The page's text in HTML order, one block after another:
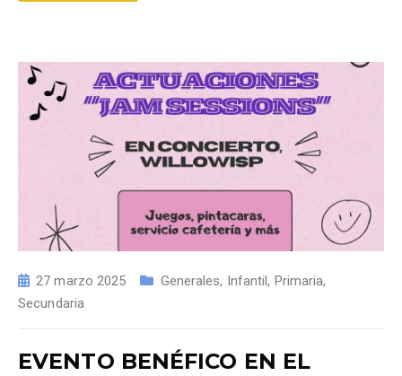
27 marzo 2025 Generales, Infantil, Primaria,
Secundaria
EVENTO BENÉFICO EN EL